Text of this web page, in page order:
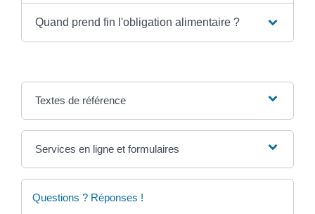
Quand prend fin l'obligation alimentaire ?
Textes de référence
Services en ligne et formulaires
Questions ? Réponses !